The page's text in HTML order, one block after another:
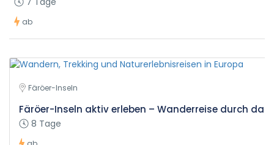
ab
Färöer-Inseln
Färöer-Inseln aktiv erleben – Wanderreise durch
8 Tage